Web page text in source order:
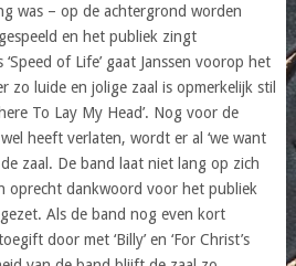
was – op de achtergrond worden
en het publiek zingt
of Life’ gaat Janssen voorop het
zo luide en jolige zaal is opmerkelijk stil
To Lay My Head’. Nog voor de
heeft verlaten, wordt er al ‘we want
zaal. De band laat niet lang op zich
oprecht dankwoord voor het publiek
Als de band nog even kort
door met ‘Billy’ en ‘For Christ’s